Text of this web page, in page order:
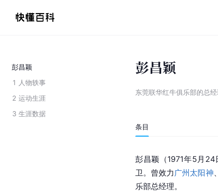
彭昌颖
1 人物轶事
2 运动生涯
3 生涯数据
彭昌颖
东莞联华红牛俱乐部的总
条目
彭昌颖（1971年5月
卫。曾效力 广州太阳神
乐部总经理。